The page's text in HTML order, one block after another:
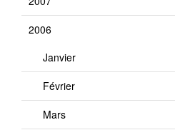
2006
Janvier
Février
Mars